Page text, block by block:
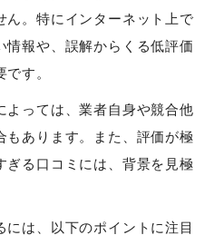
ん。特にインターネット上で
情報や、誤解からくる低評価
す。
よっては、業者自身や競合他
もあります。また、評価が極
ぎる口コミには、背景を見極
は、以下のポイントに注目